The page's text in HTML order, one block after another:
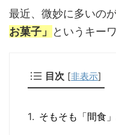
最近、微妙に多いの
お菓子」
というキー
目次 [非表示]
そもそも「間食